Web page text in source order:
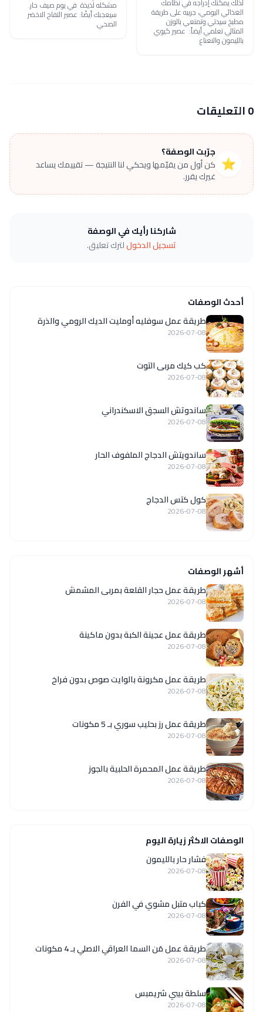
الغذائي اليومي، جربيه على طريقة
مطبخ سيدتي وتمتعي بالوزن
المثالي تعلمي أيضاً: عصير كيوي
بالليمون والنعناع
مشكله لذيذة في يوم صيف حار.
سيعجبك أيضًا: عصير التفاح الاخضر
الصحي
0 التعليقات
⭐
جرّبت الوصفة؟
كن أول من يقيّمها ويحكي لنا النتيجة — تقييمك يساعد
غيرك يقرر.
شاركنا رأيك في الوصفة
تسجيل الدخوللترك تعليق.
أحدث الوصفات
طريقة عمل سوفليه أومليت الديك الرومي والذرة
2026-07-08
كب كيك مربى التوت
2026-07-08
ساندوتش السجق الاسكندراني
2026-07-08
ساندويتش الدجاج الملفوف الحار
2026-07-08
كول كتس الدجاج
2026-07-08
أشهر الوصفات
طريقة عمل حجار القلعة بمربى المشمش
2026-07-08
طريقة عمل عجينة الكبة بدون ماكينة
2026-07-08
طريقة عمل مكرونة بالوايت صوص بدون فراخ
2026-07-08
طريقة عمل رز بحليب سوري بـ 5 مكونات
2026-07-08
طريقة عمل المحمرة الحلبية بالجوز
2026-07-08
الوصفات الاكثر زيارة اليوم
فشار حار بالليمون
2026-07-08
كباب متبل مشوي في الفرن
2026-07-08
طريقة عمل مَن السما العراقي الاصلي بـ 4 مكونات
2026-07-08
سلطة بيبي شريمبس
2026-07-08